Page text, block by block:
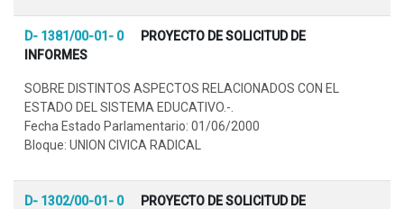
D- 1381/00-01- 0
PROYECTO DE SOLICITUD DE
INFORMES
SOBRE DISTINTOS ASPECTOS RELACIONADOS CON EL
ESTADO DEL SISTEMA EDUCATIVO.-.
Fecha Estado Parlamentario: 01/06/2000
Bloque: UNION CIVICA RADICAL
D- 1302/00-01- 0
PROYECTO DE SOLICITUD DE